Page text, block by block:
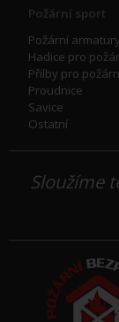
Požární sport
Požární armatury
Hadice pro
Přilby pro
Proudnice
Savice
Ostatní
Sloužíme